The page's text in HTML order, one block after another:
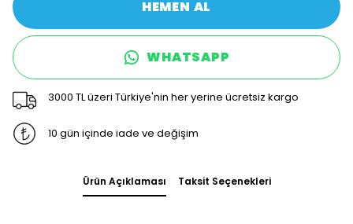
HEMEN AL
WHATSAPP
3000 TL üzeri Türkiye'nin her yerine ücretsiz kargo
10 gün içinde iade ve değişim
Ürün Açıklaması Taksit Seçenekleri